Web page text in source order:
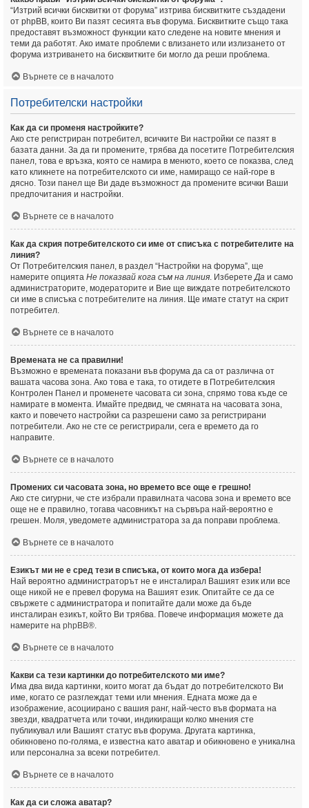
“Изтрий всички бисквитки от форума” изтрива бисквитките създадени
от phpBB, които Ви пазят сесията във форума. Бисквитките също така
предоставят възможност функции като следене на новите мнения и
теми да работят. Ако имате проблеми с влизането или излизането от
форума изтриването на бисквитките би могло да реши проблема.
Върнете се в началото
Потребителски настройки
Как да си променя настройките?
Ако сте регистриран потребител, всичките Ви настройки се пазят в
базата данни. За да ги промените, трябва да посетите Потребителския
панел, това е връзка, която се намира в менюто, което се показва, след
като кликнете на потребителското си име, намиращо се най-горе в
дясно. Този панел ще Ви даде възможност да промените всички Ваши
предпочитания и настройки.
Върнете се в началото
Как да скрия потребителското си име от списъка с потребителите на
линия?
От Потребителския панел, в раздел “Настройки на форума”, ще
намерите опцията Не показвай кога съм на линия. ИзберетеДа и само
администраторите, модераторите и Вие ще виждате потребителското
си име в списъка с потребителите на линия. Ще имате статут на скрит
потребител.
Върнете се в началото
Времената не са правилни!
Възможно е времената показани във форума да са от различна от
вашата часова зона. Ако това е така, то отидете в Потребителския
Контролен Панел и променете часовата си зона, спрямо това къде се
намирате в момента. Имайте предвид, че смяната на часовата зона,
както и повечето настройки са разрешени само за регистрирани
потребители. Ако не сте се регистрирали, сега е времето да го
направите.
Върнете се в началото
Промених си часовата зона, но времето все още е грешно!
Ако сте сигурни, че сте избрали правилната часова зона и времето все
още не е правилно, тогава часовникът на сървъра най-вероятно е
грешен. Моля, уведомете администратора за да поправи проблема.
Върнете се в началото
Езикът ми не е сред тези в списъка, от които мога да избера!
Най вероятно администраторът не е инсталирал Вашият език или все
още никой не е превел форума на Вашият език. Опитайте се да се
свържете с администратора и попитайте дали може да бъде
инсталиран езикът, който Ви трябва. Повече информация можете да
намерите на phpBB®.
Върнете се в началото
Какви са тези картинки до потребителското ми име?
Има два вида картинки, които могат да бъдат до потребителското Ви
име, когато се разглеждат теми или мнения. Едната може да е
изображение, асоциирано с вашия ранг, най-често във формата на
звезди, квадратчета или точки, индикиращи колко мнения сте
публикувал или Вашият статус във форума. Другата картинка,
обикновено по-голяма, е известна като аватар и обикновено е уникална
или персонална за всеки потребител.
Върнете се в началото
Как да си сложа аватар?